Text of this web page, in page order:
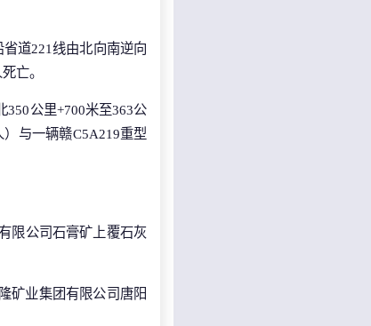
道221线由北向南逆向
亡。
350公里+700米至363公
与一辆赣C5A219重型
限公司石膏矿上覆石灰
矿业集团有限公司唐阳